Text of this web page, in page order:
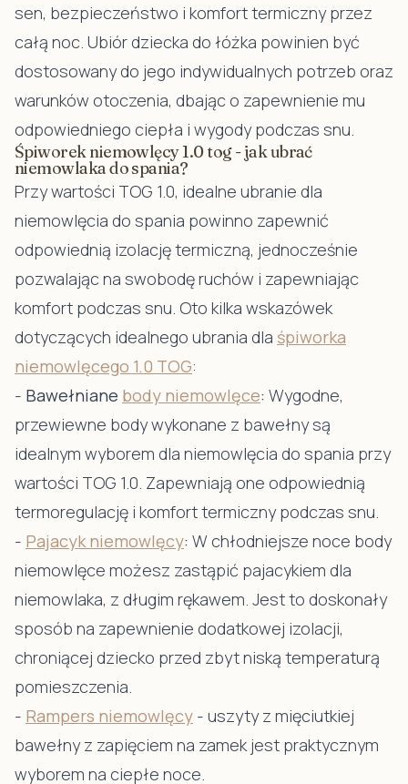
sen, bezpieczeństwo i komfort termiczny przez
całą noc. Ubiór dziecka do łóżka powinien być
dostosowany do jego indywidualnych potrzeb oraz
warunków otoczenia, dbając o zapewnienie mu
odpowiedniego ciepła i wygody podczas snu.
Śpiworek niemowlęcy 1.0 tog - jak ubrać
niemowlaka do spania?
Przy wartości TOG 1.0, idealne ubranie dla
niemowlęcia do spania powinno zapewnić
odpowiednią izolację termiczną, jednocześnie
pozwalając na swobodę ruchów i zapewniając
komfort podczas snu. Oto kilka wskazówek
dotyczących idealnego ubrania dla śpiworka
niemowlęcego 1.0 TOG:
- Bawełniane body niemowlęce: Wygodne,
przewiewne body wykonane z bawełny są
idealnym wyborem dla niemowlęcia do spania przy
wartości TOG 1.0. Zapewniają one odpowiednią
termoregulację i komfort termiczny podczas snu.
- Pajacyk niemowlęcy: W chłodniejsze noce body
niemowlęce możesz zastąpić pajacykiem dla
niemowlaka, z długim rękawem. Jest to doskonały
sposób na zapewnienie dodatkowej izolacji,
chroniącej dziecko przed zbyt niską temperaturą
pomieszczenia.
- Rampers niemowlęcy - uszyty z mięciutkiej
bawełny z zapięciem na zamek jest praktycznym
wyborem na ciepłe noce.